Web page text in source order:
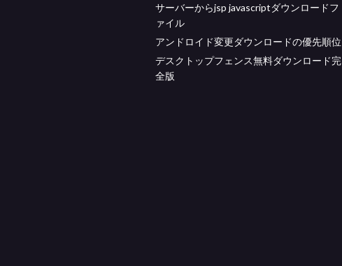
サーバーからjsp javascriptダウンロードフ
ァイル
アンドロイド変更ダウンロードの優先順位
デスクトップフェンス無料ダウンロード完
全版